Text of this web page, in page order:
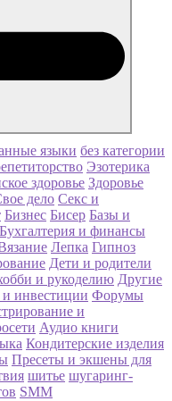
языки без категории
Эзотерика
здоровье Здоровье
дело Секс и
Бизнес Бисер Базы и
Бухгалтерия и финансы
Лепка Гипноз
Дети и родители
и рукоделию Другие
инвестиции Форумы
и
Аудио книги
Кондитерские изделия
Пресеты и экшены для
шитье шугаринг-
SMM